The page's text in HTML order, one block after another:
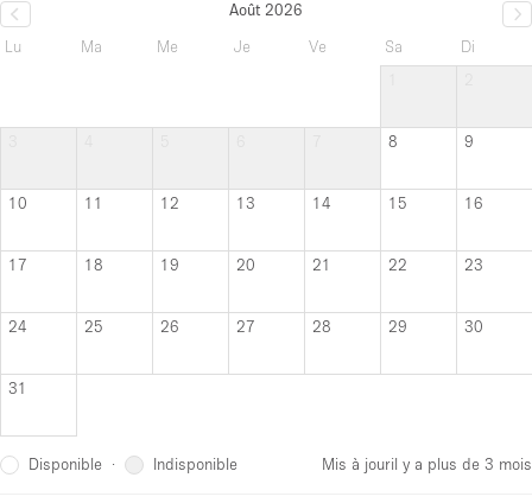
Août 2026
Lu
Ma Me Je Ve Sa
Di
8 9
10 11 12 13 14 15 16
17 18 19 20 21 22 23
24 25 26 27 28 29 30
31
Disponible · Indisponible Mis à jouril y a plus de 3 mois